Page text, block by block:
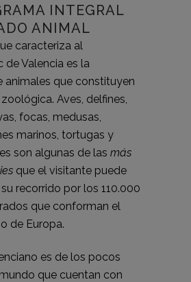
INTEGRAL
ANIMAL
caracteriza al
de Valencia es la
animales que constituyen
Aves, delfines,
focas, medusas,
marinos, tortugas y
son algunas de las más
que el visitante puede
recorrido por los 110.000
que conforman el
de Europa.
es de los pocos
que cuentan con